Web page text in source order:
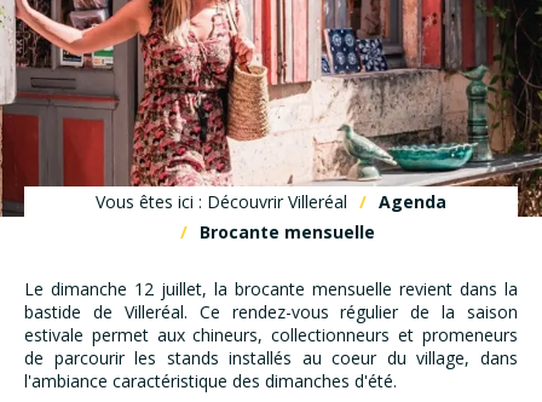
Vous êtes ici : Découvrir Villeréal
Agenda
Brocante mensuelle
Le dimanche 12 juillet, la brocante mensuelle revient dans la
bastide de Villeréal. Ce rendez-vous régulier de la saison
estivale permet aux chineurs, collectionneurs et promeneurs
de parcourir les stands installés au coeur du village, dans
l'ambiance caractéristique des dimanches d'été.